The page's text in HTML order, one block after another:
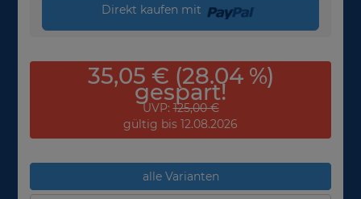
Direkt kaufen mit
35,05 € (28.04 %)
gespart!
UVP:125,00 €
gültig bis 12.08.2026
alle Varianten